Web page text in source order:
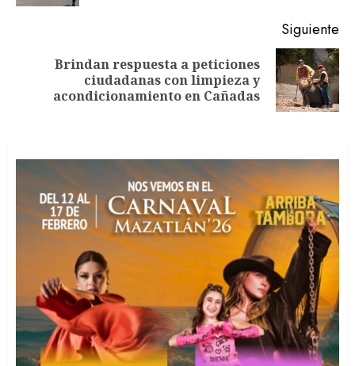
Siguiente
Siguiente
entrada:
Brindan respuesta a peticiones
ciudadanas con limpieza y
acondicionamiento en Cañadas